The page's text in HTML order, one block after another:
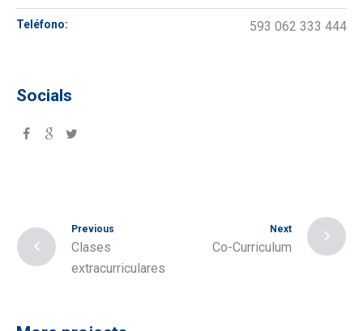
Teléfono: 593 062 333 444
Socials
Previous
Clases
extracurriculares
Next
Co-Curriculum